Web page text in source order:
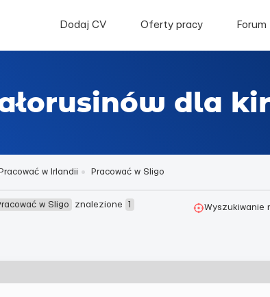
Dodaj CV Oferty pracy Forum
dla
Pracować w Irlandii Pracować w Sligo
w Sligo znalezione
1
Wyszukiwanie